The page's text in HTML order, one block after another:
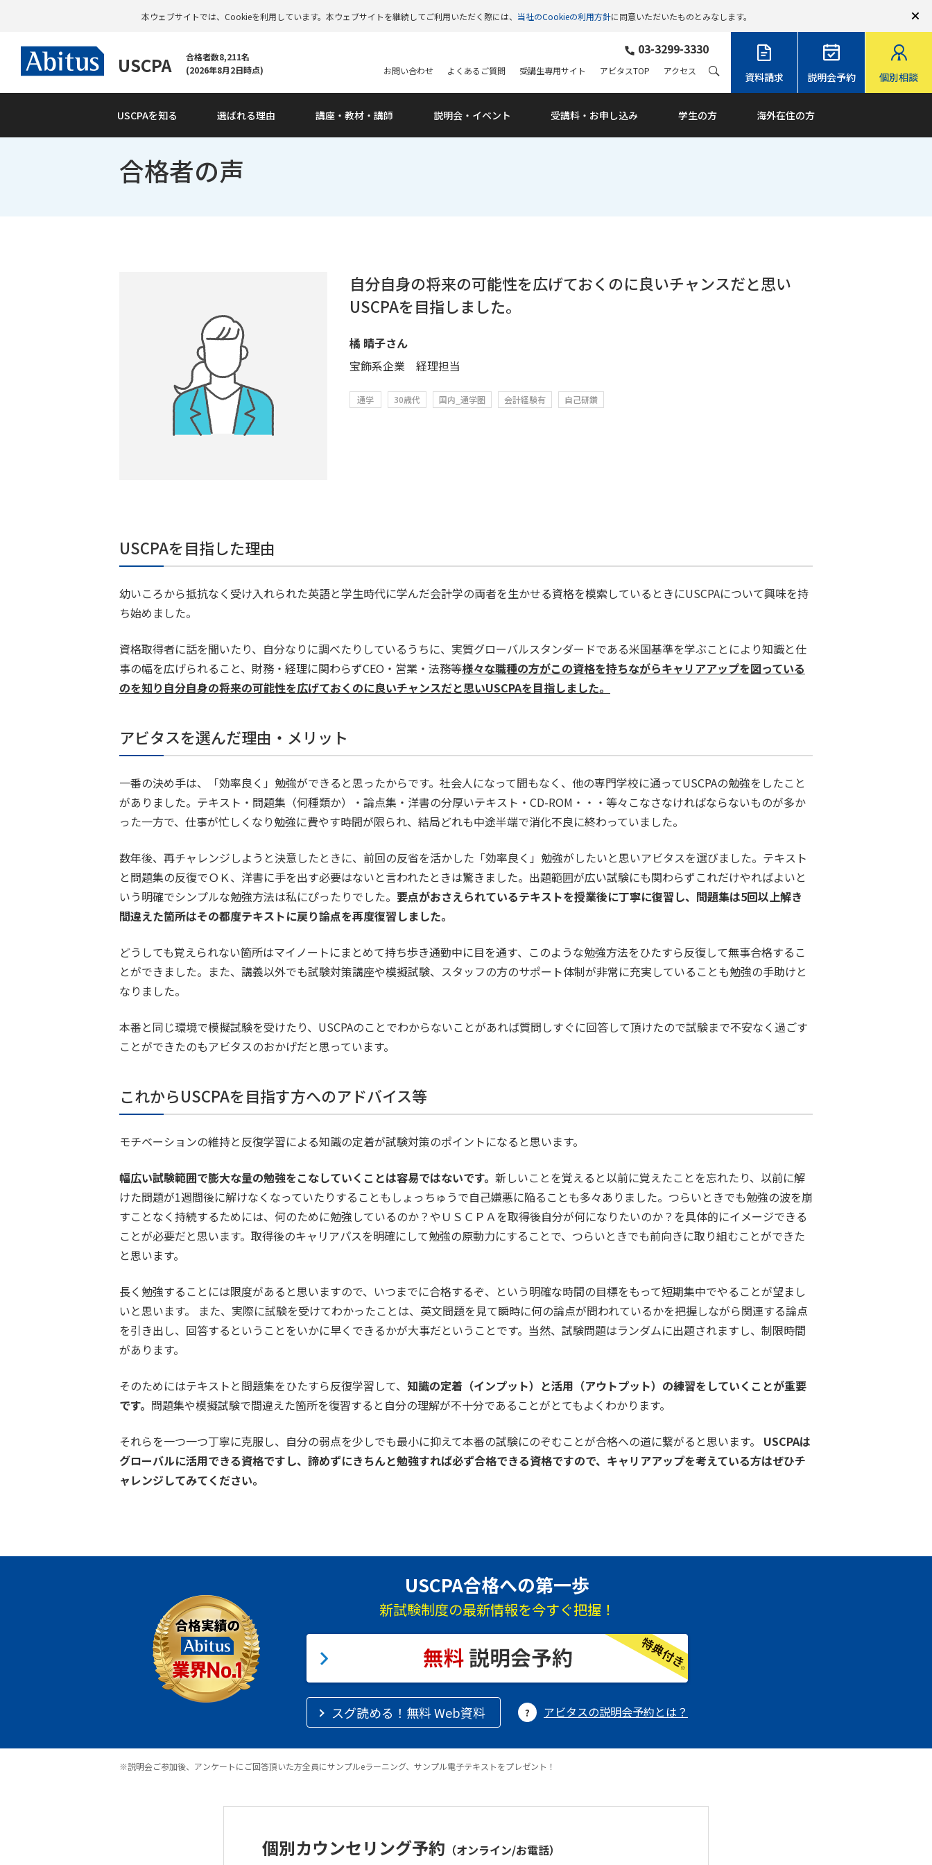
本ウェブサイトでは、Cookieを利用しています。本ウェブサイトを継続してご利用いただく際には、 当社のCookieの利用方針に同意いただいたものとみなします。
USCPA
合格者数8,211名
(2026年8月2日時点)
資料請求 説明会予約 個別相談
03-3299-3330
USCPAを知る 選ばれる理由 講座・教材・講師 説明会・ イベント 受講料・ お申し込み 学生の方 海外在住の方
お問い合わせ よくあるご質問 受講生専用サイト アビタスTOP アクセス
合格者の声
自分自身の将来の可能性を広げておくのに良いチャンスだと思い
USCPAを目指しました。
橘 晴子さん
宝飾系企業 経理担当
通学 30歳代 国内_通学圏 会計経験有 自己研鑽
USCPAを目指した理由
幼いころから抵抗なく受け入れられた英語と学生時代に学んだ会計学の両者を生かせる資格を模索しているときにUSCPAについて興味を持
ち始めました。
資格取得者に話を聞いたり、自分なりに調べたりしているうちに、実質グローバルスタンダードである米国基準を学ぶことにより知識と仕
事の幅を広げられること、財務・経理に関わらずCEO・営業・法務等様々な職種の方がこの資格を持ちながらキャリアアップを図っている
のを知り自分自身の将来の可能性を広げておくのに良いチャンスだと思いUSCPAを目指しました。
アビタスを選んだ理由・メリット
一番の決め手は、「効率良く」勉強ができると思ったからです。社会人になって間もなく、他の専門学校に通ってUSCPAの勉強をしたこと
がありました。テキスト・問題集（何種類か）・論点集・洋書の分厚いテキスト・CD-ROM・・・等々こなさなければならないものが多か
った一方で、仕事が忙しくなり勉強に費やす時間が限られ、結局どれも中途半端で消化不良に終わっていました。
数年後、再チャレンジしようと決意したときに、前回の反省を活かした「効率良く」勉強がしたいと思いアビタスを選びました。テキスト
と問題集の反復でＯＫ、洋書に手を出す必要はないと言われたときは驚きました。出題範囲が広い試験にも関わらずこれだけやればよいと
いう明確でシンプルな勉強方法は私にぴったりでした。 要点がおさえられているテキストを授業後に丁寧に復習し、問題集は5回以上解き
間違えた箇所はその都度テキストに戻り論点を再度復習しました。
どうしても覚えられない箇所はマイノートにまとめて持ち歩き通勤中に目を通す、このような勉強方法をひたすら反復して無事合格するこ
とができました。また、講義以外でも試験対策講座や模擬試験、スタッフの方のサポート体制が非常に充実していることも勉強の手助けと
なりました。
本番と同じ環境で模擬試験を受けたり、USCPAのことでわからないことがあれば質問しすぐに回答して頂けたので試験まで不安なく過ごす
ことができたのもアビタスのおかげだと思っています。
これからUSCPAを目指す方へのアドバイス等
モチベーションの維持と反復学習による知識の定着が試験対策のポイントになると思います。
幅広い試験範囲で膨大な量の勉強をこなしていくことは容易ではないです。 新しいことを覚えると以前に覚えたことを忘れたり、以前に解
けた問題が1週間後に解けなくなっていたりすることもしょっちゅうで自己嫌悪に陥ることも多々ありました。つらいときでも勉強の波を崩
すことなく持続するためには、何のために勉強しているのか？やＵＳＣＰＡを取得後自分が何になりたいのか？を具体的にイメージできる
ことが必要だと思います。取得後のキャリアパスを明確にして勉強の原動力にすることで、つらいときでも前向きに取り組むことができた
と思います。
長く勉強することには限度があると思いますので、いつまでに合格するぞ、という明確な時間の目標をもって短期集中でやることが望まし
いと思います。 また、実際に試験を受けてわかったことは、英文問題を見て瞬時に何の論点が問われているかを把握しながら関連する論点
を引き出し、回答するということをいかに早くできるかが大事だということです。当然、試験問題はランダムに出題されますし、制限時間
があります。
そのためにはテキストと問題集をひたすら反復学習して、 知識の定着（インプット）と活用（アウトプット）の練習をしていくことが重要
です。 問題集や模擬試験で間違えた箇所を復習すると自分の理解が不十分であることがとてもよくわかります。
それらを一つ一つ丁寧に克服し、自分の弱点を少しでも最小に抑えて本番の試験にのぞむことが合格への道に繋がると思います。 USCPAは
グローバルに活用できる資格ですし、諦めずにきちんと勉強すれば必ず合格できる資格ですので、キャリアアップを考えている方はぜひチ
ャレンジしてみてください。
USCPA合格への第一歩
新試験制度の最新情報を今すぐ把握！
スグ読める！無料 Web資料 アビタスの説明会予約とは？
※説明会ご参加後、アンケートにご回答頂いた方全員にサンプルeラーニング、サンプル電子テキストをプレゼント！
個別カウンセリング予約 （オンライン/お電話）